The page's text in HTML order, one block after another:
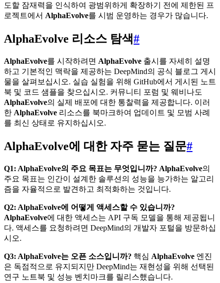
도할 잠재력을 인식하여 광범위하게 확장하기 전에 제한된 프
로젝트에서 AlphaEvolve를 시범 운영하는 경우가 많습니다.
AlphaEvolve 리소스 탐색#
AlphaEvolve를 시작하려면 AlphaEvolve 출시를 자세히 설명
하고 기본적인 맥락을 제공하는 DeepMind의 공식 블로그 게시
물을 살펴보십시오. 실습 실험을 위해 GitHub에서 게시된 노트
북 및 코드 샘플을 찾으십시오. 커뮤니티 포럼 및 웨비나도
AlphaEvolve의 실제 배포에 대한 통찰력을 제공합니다. 이러
한 AlphaEvolve 리소스를 북마크하여 업데이트 및 모범 사례
를 최신 상태로 유지하십시오.
AlphaEvolve에 대한 자주 묻는 질문#
Q1: AlphaEvolve의 주요 목표는 무엇입니까? AlphaEvolve의
주요 목표는 인간이 설계한 솔루션의 성능을 능가하는 알고리
즘을 자율적으로 발견하고 최적화하는 것입니다.
Q2: AlphaEvolve에 어떻게 액세스할 수 있습니까?
AlphaEvolve에 대한 액세스는 API 구독 모델을 통해 제공됩니
다. 액세스를 요청하려면 DeepMind의 개발자 포털을 방문하십
시오.
Q3: AlphaEvolve는 오픈 소스입니까? 핵심 AlphaEvolve 엔진
은 독점적으로 유지되지만 DeepMind는 재현성을 위해 선택된
연구 노트북 및 성능 벤치마크를 릴리스했습니다.